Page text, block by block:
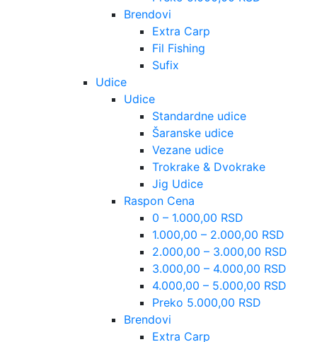
Brendovi
Extra Carp
Fil Fishing
Sufix
Udice
Udice
Standardne udice
Šaranske udice
Vezane udice
Trokrake & Dvokrake
Jig Udice
Raspon Cena
0 – 1.000,00 RSD
1.000,00 – 2.000,00 RSD
2.000,00 – 3.000,00 RSD
3.000,00 – 4.000,00 RSD
4.000,00 – 5.000,00 RSD
Preko 5.000,00 RSD
Brendovi
Extra Carp